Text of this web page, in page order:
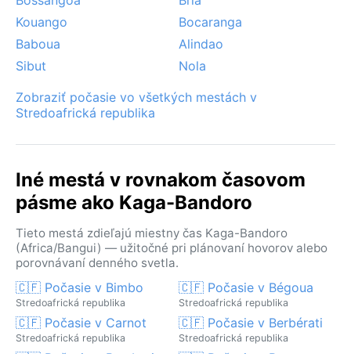
Kouango
Bocaranga
Baboua
Alindao
Sibut
Nola
Zobraziť počasie vo všetkých mestách v
Stredoafrická republika
Iné mestá v rovnakom časovom
pásme ako Kaga-Bandoro
Tieto mestá zdieľajú miestny čas Kaga-Bandoro
(Africa/Bangui) — užitočné pri plánovaní hovorov alebo
porovnávaní denného svetla.
🇨🇫 Počasie v Bimbo
Stredoafrická republika
🇨🇫 Počasie v Bégoua
Stredoafrická republika
🇨🇫 Počasie v Carnot
Stredoafrická republika
🇨🇫 Počasie v Berbérati
Stredoafrická republika